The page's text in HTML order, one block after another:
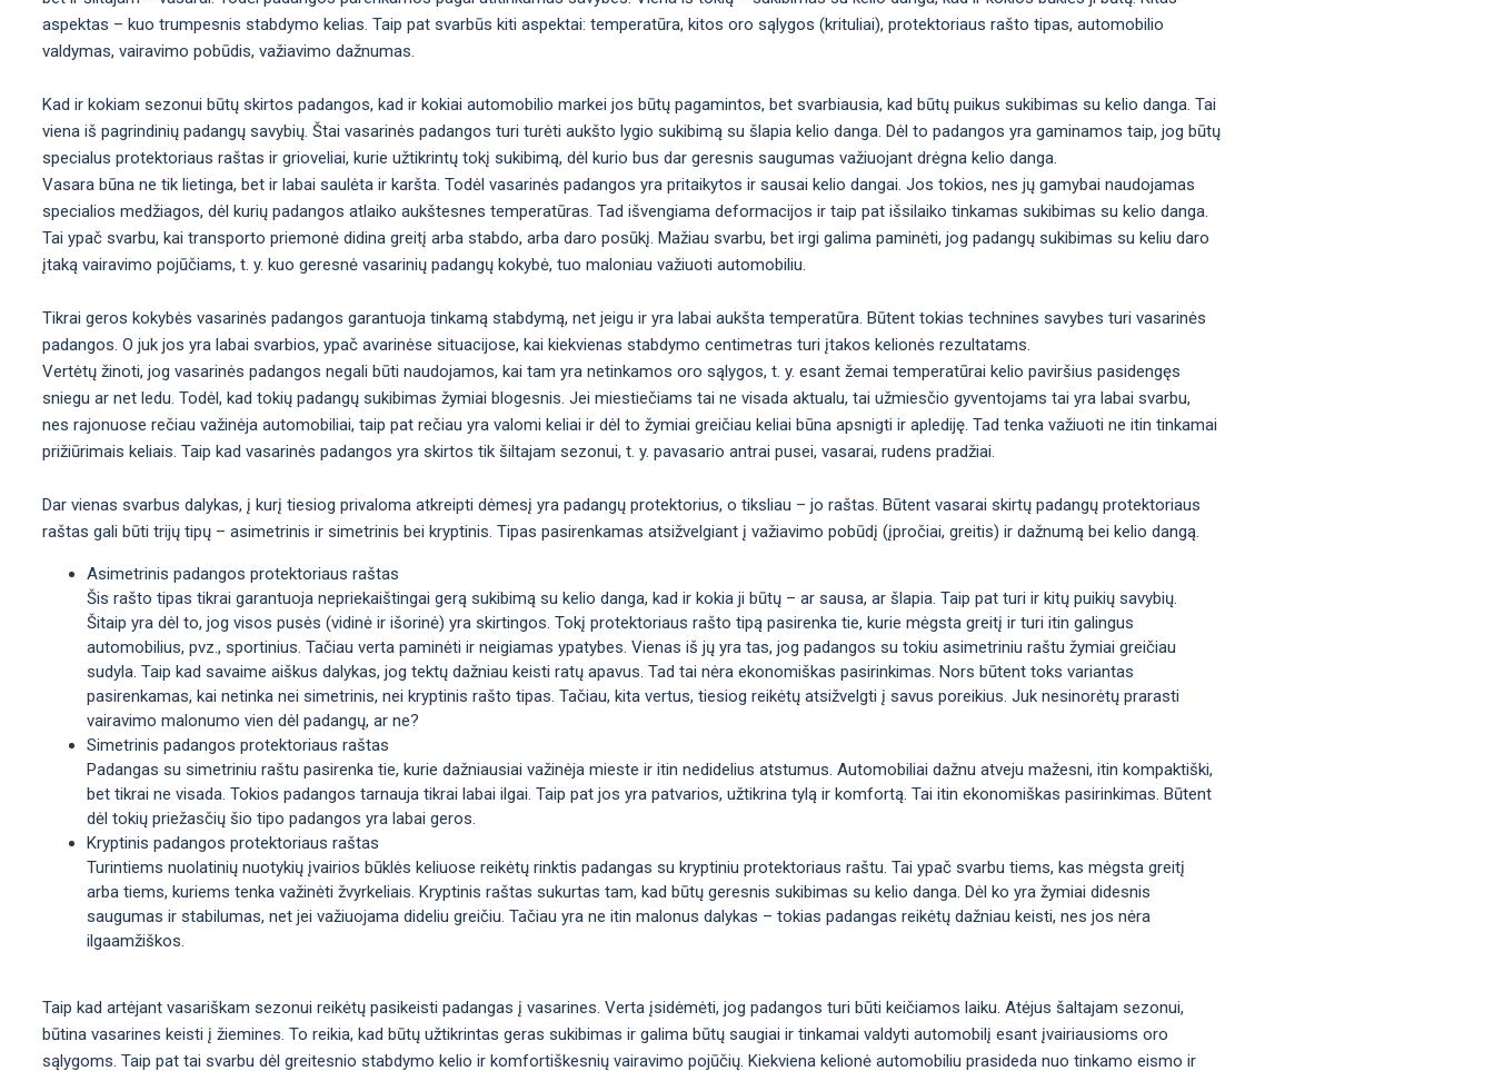
aspektas – kuo trumpesnis stabdymo kelias. Taip pat svarbūs kiti aspektai: temperatūra, kitos oro sąlygos (krituliai), protektoriaus rašto tipas, automobilio
valdymas, vairavimo pobūdis, važiavimo dažnumas.
Kad ir kokiam sezonui būtų skirtos padangos, kad ir kokiai automobilio markei jos būtų pagamintos, bet svarbiausia, kad būtų puikus sukibimas su kelio danga. Tai
viena iš pagrindinių padangų savybių. Štai vasarinės padangos turi turėti aukšto lygio sukibimą su šlapia kelio danga. Dėl to padangos yra gaminamos taip, jog būtų
specialus protektoriaus raštas ir grioveliai, kurie užtikrintų tokį sukibimą, dėl kurio bus dar geresnis saugumas važiuojant drėgna kelio danga.
Vasara būna ne tik lietinga, bet ir labai saulėta ir karšta. Todėl vasarinės padangos yra pritaikytos ir sausai kelio dangai. Jos tokios, nes jų gamybai naudojamas
specialios medžiagos, dėl kurių padangos atlaiko aukštesnes temperatūras. Tad išvengiama deformacijos ir taip pat išsilaiko tinkamas sukibimas su kelio danga.
Tai ypač svarbu, kai transporto priemonė didina greitį arba stabdo, arba daro posūkį. Mažiau svarbu, bet irgi galima paminėti, jog padangų sukibimas su keliu daro
įtaką vairavimo pojūčiams, t. y. kuo geresnė vasarinių padangų kokybė, tuo maloniau važiuoti automobiliu.
Tikrai geros kokybės vasarinės padangos garantuoja tinkamą stabdymą, net jeigu ir yra labai aukšta temperatūra. Būtent tokias technines savybes turi vasarinės
padangos. O juk jos yra labai svarbios, ypač avarinėse situacijose, kai kiekvienas stabdymo centimetras turi įtakos kelionės rezultatams.
Vertėtų žinoti, jog vasarinės padangos negali būti naudojamos, kai tam yra netinkamos oro sąlygos, t. y. esant žemai temperatūrai kelio paviršius pasidengęs
sniegu ar net ledu. Todėl, kad tokių padangų sukibimas žymiai blogesnis. Jei miestiečiams tai ne visada aktualu, tai užmiesčio gyventojams tai yra labai svarbu,
nes rajonuose rečiau važinėja automobiliai, taip pat rečiau yra valomi keliai ir dėl to žymiai greičiau keliai būna apsnigti ir aplediję. Tad tenka važiuoti ne itin tinkamai
prižiūrimais keliais. Taip kad vasarinės padangos yra skirtos tik šiltajam sezonui, t. y. pavasario antrai pusei, vasarai, rudens pradžiai.
Dar vienas svarbus dalykas, į kurį tiesiog privaloma atkreipti dėmesį yra padangų protektorius, o tiksliau – jo raštas. Būtent vasarai skirtų padangų protektoriaus
raštas gali būti trijų tipų – asimetrinis ir simetrinis bei kryptinis. Tipas pasirenkamas atsižvelgiant į važiavimo pobūdį (įpročiai, greitis) ir dažnumą bei kelio dangą.
Asimetrinis padangos protektoriaus raštas
Šis rašto tipas tikrai garantuoja nepriekaištingai gerą sukibimą su kelio danga, kad ir kokia ji būtų – ar sausa, ar šlapia. Taip pat turi ir kitų puikių savybių.
Šitaip yra dėl to, jog visos pusės (vidinė ir išorinė) yra skirtingos. Tokį protektoriaus rašto tipą pasirenka tie, kurie mėgsta greitį ir turi itin galingus
automobilius, pvz., sportinius. Tačiau verta paminėti ir neigiamas ypatybes. Vienas iš jų yra tas, jog padangos su tokiu asimetriniu raštu žymiai greičiau
sudyla. Taip kad savaime aiškus dalykas, jog tektų dažniau keisti ratų apavus. Tad tai nėra ekonomiškas pasirinkimas. Nors būtent toks variantas
pasirenkamas, kai netinka nei simetrinis, nei kryptinis rašto tipas. Tačiau, kita vertus, tiesiog reikėtų atsižvelgti į savus poreikius. Juk nesinorėtų prarasti
vairavimo malonumo vien dėl padangų, ar ne?
Simetrinis padangos protektoriaus raštas
Padangas su simetriniu raštu pasirenka tie, kurie dažniausiai važinėja mieste ir itin nedidelius atstumus. Automobiliai dažnu atveju mažesni, itin kompaktiški,
bet tikrai ne visada. Tokios padangos tarnauja tikrai labai ilgai. Taip pat jos yra patvarios, užtikrina tylą ir komfortą. Tai itin ekonomiškas pasirinkimas. Būtent
dėl tokių priežasčių šio tipo padangos yra labai geros.
Kryptinis padangos protektoriaus raštas
Turintiems nuolatinių nuotykių įvairios būklės keliuose reikėtų rinktis padangas su kryptiniu protektoriaus raštu. Tai ypač svarbu tiems, kas mėgsta greitį
arba tiems, kuriems tenka važinėti žvyrkeliais. Kryptinis raštas sukurtas tam, kad būtų geresnis sukibimas su kelio danga. Dėl ko yra žymiai didesnis
saugumas ir stabilumas, net jei važiuojama dideliu greičiu. Tačiau yra ne itin malonus dalykas – tokias padangas reikėtų dažniau keisti, nes jos nėra
ilgaamžiškos.
Taip kad artėjant vasariškam sezonui reikėtų pasikeisti padangas į vasarines. Verta įsidėmėti, jog padangos turi būti keičiamos laiku. Atėjus šaltajam sezonui,
būtina vasarines keisti į žiemines. To reikia, kad būtų užtikrintas geras sukibimas ir galima būtų saugiai ir tinkamai valdyti automobilį esant įvairiausioms oro
sąlygoms. Taip pat tai svarbu dėl greitesnio stabdymo kelio ir komfortiškesnių vairavimo pojūčių. Kiekviena kelionė automobiliu prasideda nuo tinkamo eismo ir